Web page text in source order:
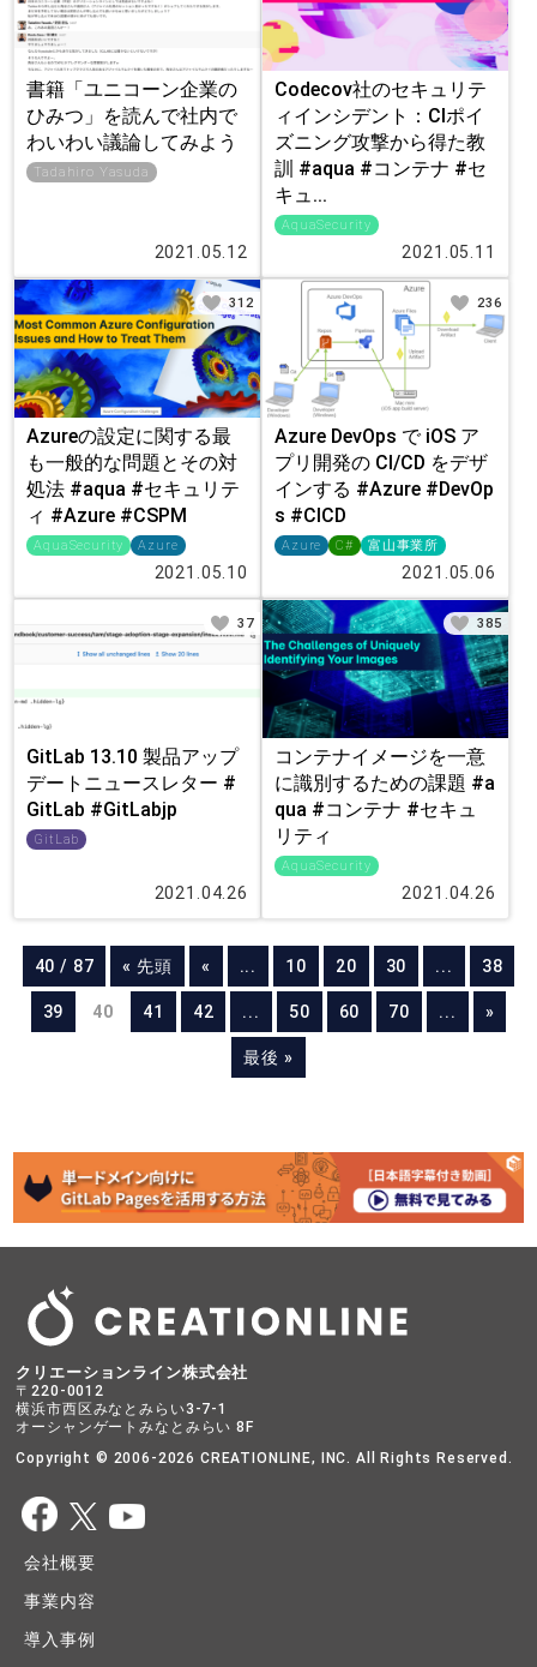
書籍「ユニコーン企業の
ひみつ」を読んで社内で
わいわい議論してみよう
Tadahiro Yasuda
2021.05.12
Codecov社のセキュリテ
ィインシデント：CIポイ
ズニング攻撃から得た教
訓 #aqua #コンテナ #セ
キュ...
AquaSecurity
2021.05.11
Azureの設定に関する最
も一般的な問題とその対
処法 #aqua #セキュリテ
ィ #Azure #CSPM
AquaSecurity Azure
2021.05.10
312
Azure DevOps で iOS ア
プリ開発の CI/CD をデザ
インする #Azure #DevOp
s #CICD
Azure C# 富山事業所
2021.05.06
236
GitLab 13.10 製品アップ
デートニュースレター #
GitLab #GitLabjp
GitLab
2021.04.26
37
コンテナイメージを一意
に識別するための課題 #a
qua #コンテナ #セキュ
リティ
AquaSecurity
2021.04.26
385
40 / 87 « 先頭 « ... 10 20 30 ... 38
39 40 41 42 ... 50 60 70 ... »
最後 »
クリエーションライン株式会社
〒220-0012
横浜市西区みなとみらい3-7-1
オーシャンゲートみなとみらい 8F
Copyright © 2006-2026 CREATIONLINE, INC. All Rights Reserved.
会社概要
事業内容
導入事例